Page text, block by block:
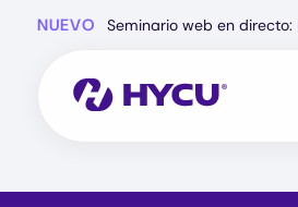
NUEVO Seminario web en